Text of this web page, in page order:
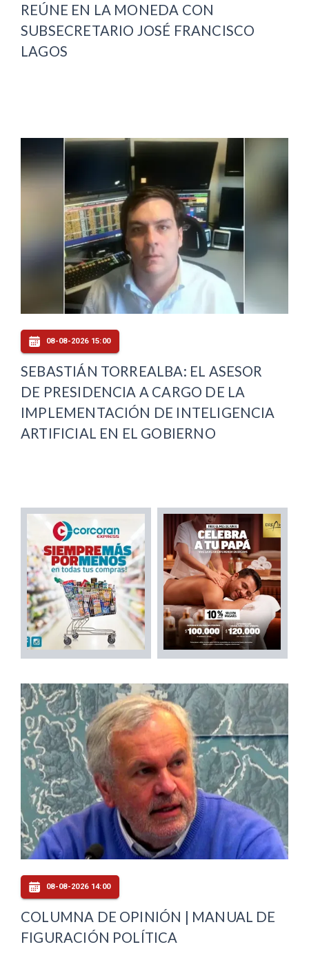
REÚNE EN LA MONEDA CON
SUBSECRETARIO JOSÉ FRANCISCO
LAGOS
08-08-2026 15:00
SEBASTIÁN TORREALBA: EL ASESOR
DE PRESIDENCIA A CARGO DE LA
IMPLEMENTACIÓN DE INTELIGENCIA
ARTIFICIAL EN EL GOBIERNO
08-08-2026 14:00
COLUMNA DE OPINIÓN | MANUAL DE
FIGURACIÓN POLÍTICA